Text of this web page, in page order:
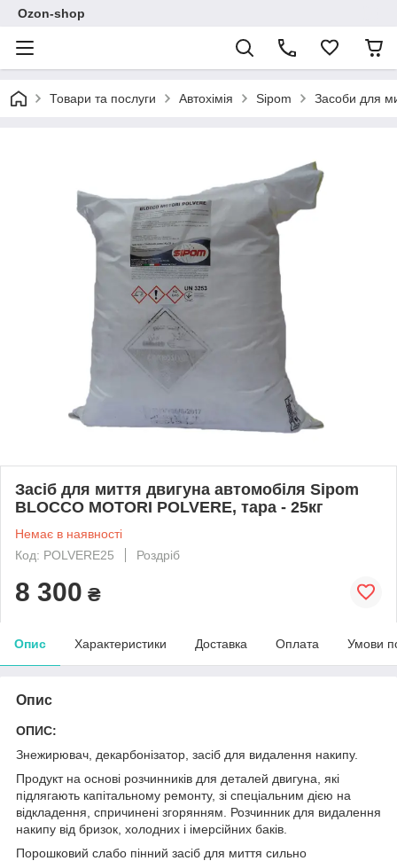
Ozon-shop
Товари та послуги Автохімія Sipom Засоби для
Засіб для миття двигуна автомобіля Sipom
BLOCCO MOTORI POLVERE, тара - 25кг
Немає в наявності
Код: POLVERE25
Роздріб
8 300 ₴
Опис Характеристики Доставка Оплата Умови
Опис
ОПИС:
Знежирювач, декарбонізатор, засіб для видалення накипу.
Продукт на основі розчинників для деталей двигуна, які
підлягають капітальному ремонту, зі спеціальним дією на
відкладення, спричинені згорянням. Розчинник для видалення
накипу від бризок, холодних і імерсійних баків.
Порошковий слабо пінний засіб для миття сильно